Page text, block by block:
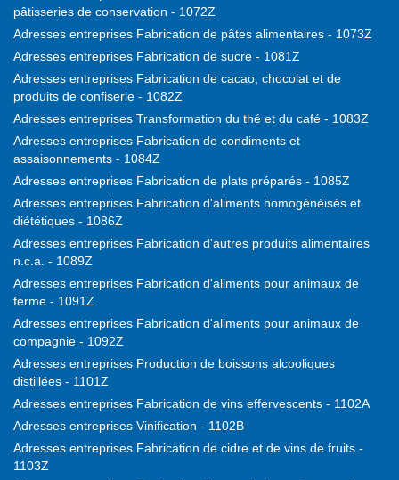
pâtisseries de conservation - 1072Z
Adresses entreprises Fabrication de pâtes alimentaires - 1073Z
Adresses entreprises Fabrication de sucre - 1081Z
Adresses entreprises Fabrication de cacao, chocolat et de
produits de confiserie - 1082Z
Adresses entreprises Transformation du thé et du café - 1083Z
Adresses entreprises Fabrication de condiments et
assaisonnements - 1084Z
Adresses entreprises Fabrication de plats préparés - 1085Z
Adresses entreprises Fabrication d'aliments homogénéisés et
diététiques - 1086Z
Adresses entreprises Fabrication d'autres produits alimentaires
n.c.a. - 1089Z
Adresses entreprises Fabrication d'aliments pour animaux de
ferme - 1091Z
Adresses entreprises Fabrication d'aliments pour animaux de
compagnie - 1092Z
Adresses entreprises Production de boissons alcooliques
distillées - 1101Z
Adresses entreprises Fabrication de vins effervescents - 1102A
Adresses entreprises Vinification - 1102B
Adresses entreprises Fabrication de cidre et de vins de fruits -
1103Z